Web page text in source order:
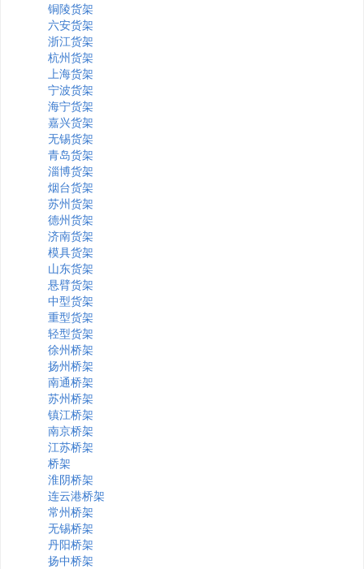
铜陵货架
六安货架
浙江货架
杭州货架
上海货架
宁波货架
海宁货架
嘉兴货架
无锡货架
青岛货架
淄博货架
烟台货架
苏州货架
德州货架
济南货架
模具货架
山东货架
悬臂货架
中型货架
重型货架
轻型货架
徐州桥架
扬州桥架
南通桥架
苏州桥架
镇江桥架
南京桥架
江苏桥架
桥架
淮阴桥架
连云港桥架
常州桥架
无锡桥架
丹阳桥架
扬中桥架